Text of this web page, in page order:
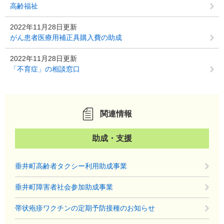
高齢福祉
2022年11月28日更新
がん患者医療用補正具購入費の助成
2022年11月28日更新
「不育症」の相談窓口
関連情報
助成・支援
垂井町高齢者タクシー利用助成事業
垂井町障害者社会参加助成事業
帯状疱疹ワクチンの定期予防接種のお知らせ